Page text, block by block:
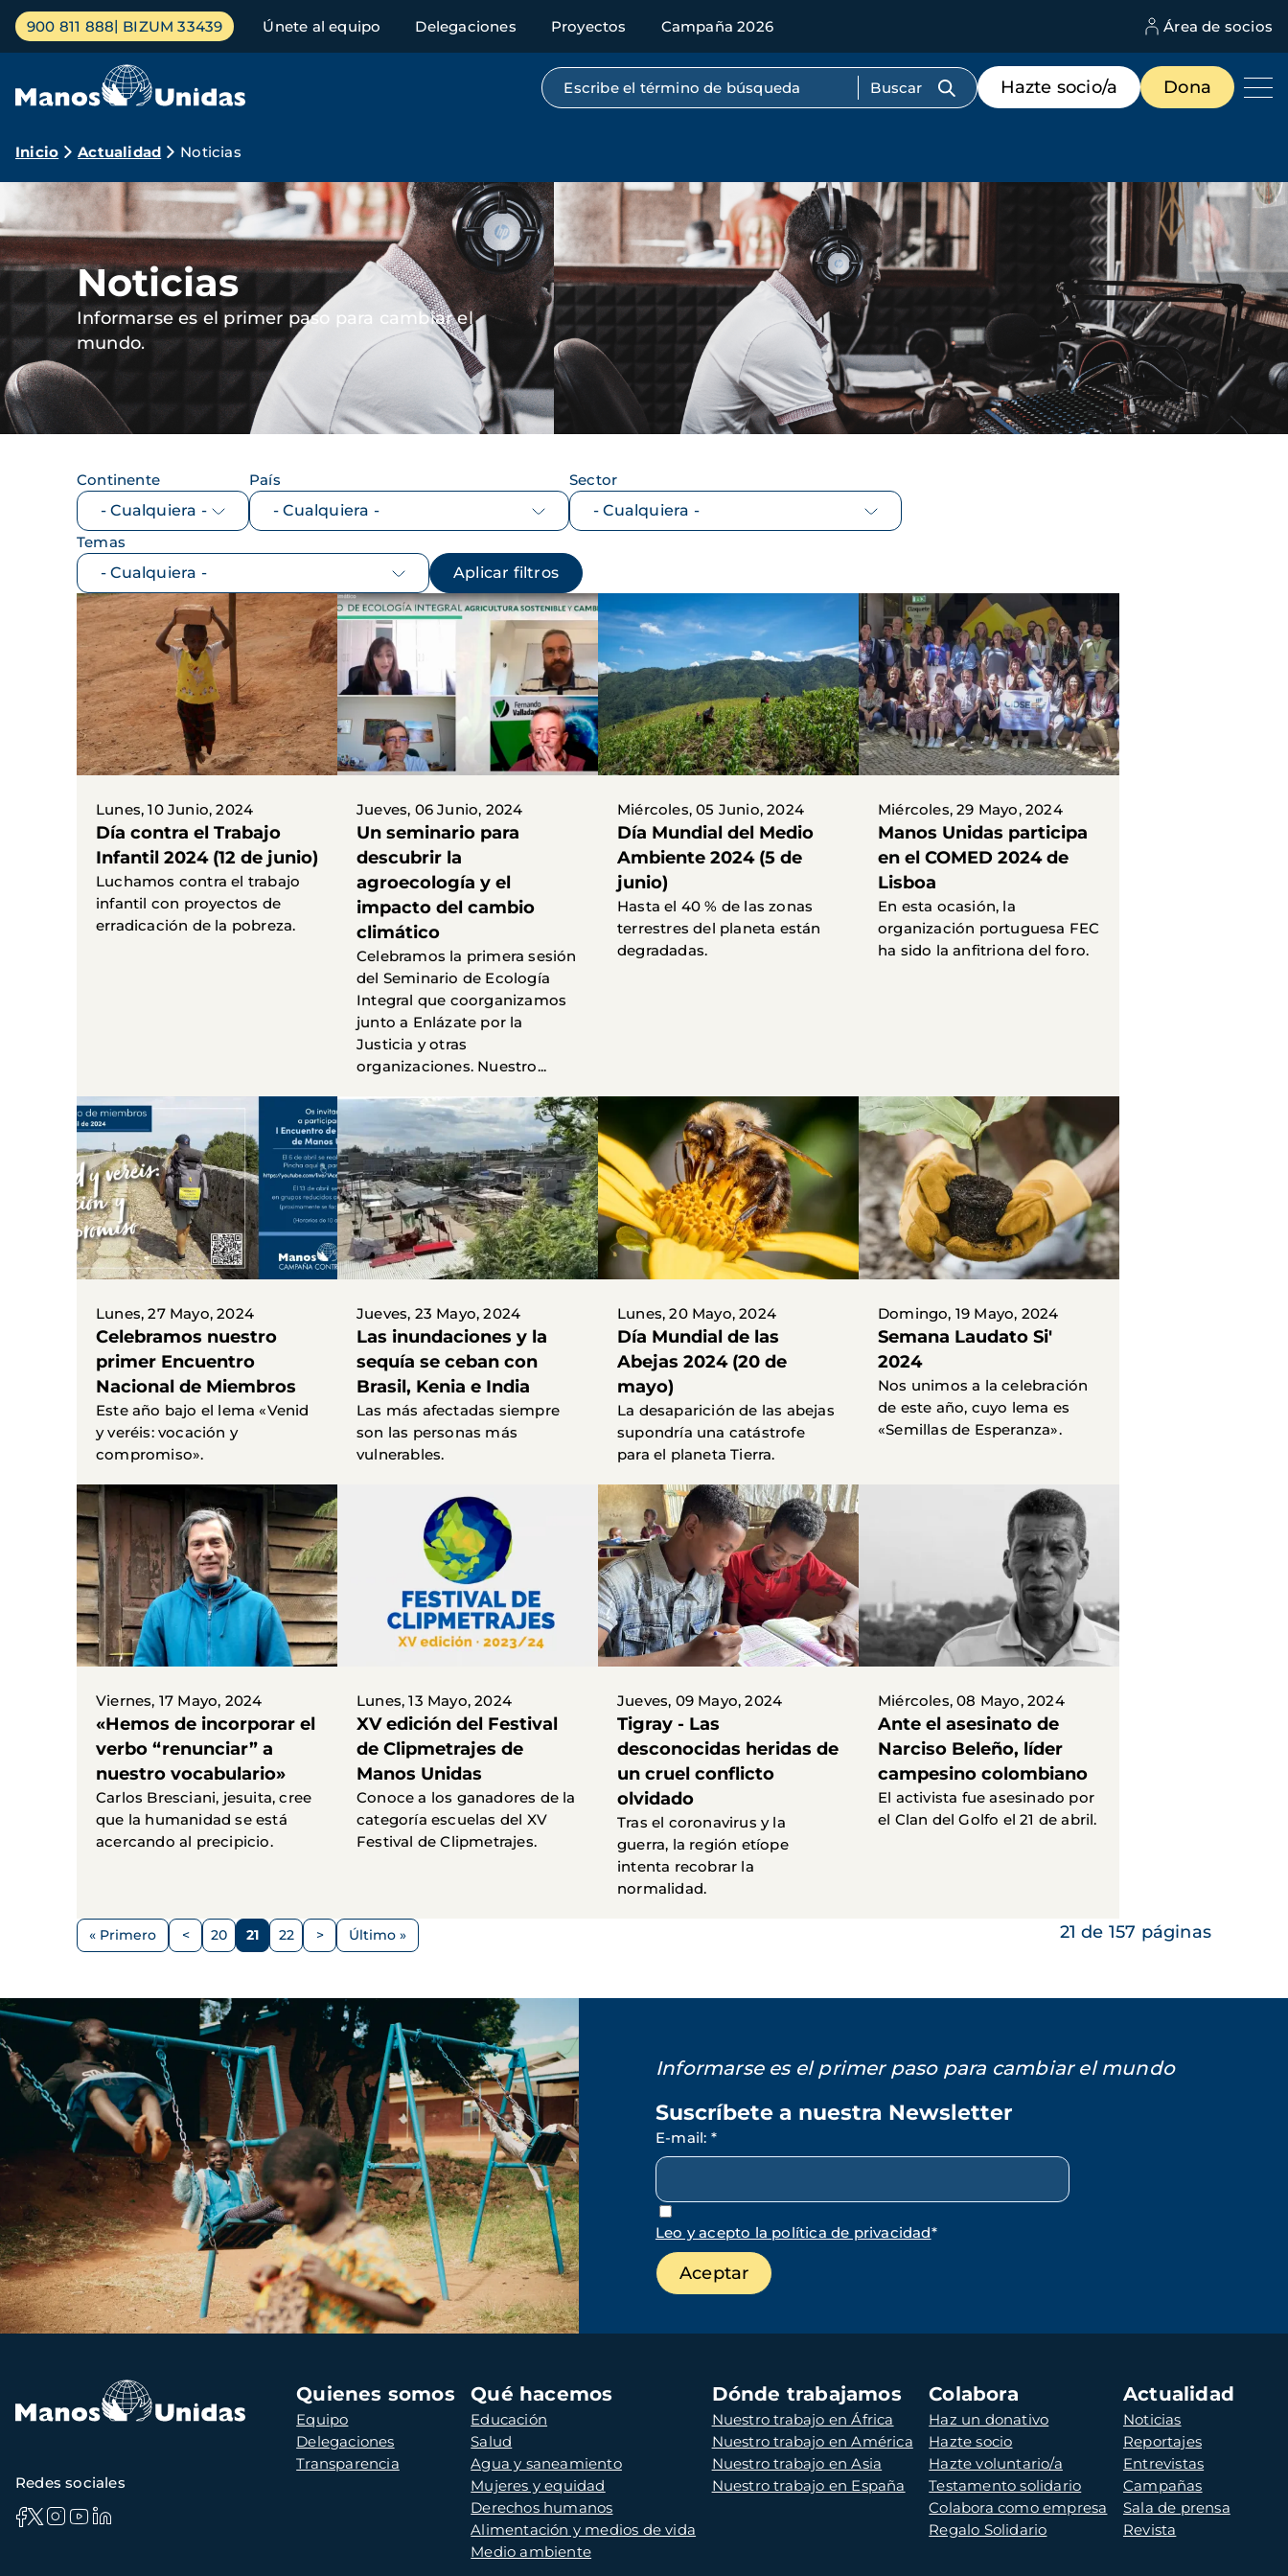
Pasar
contenido
Menú
principal
900 811 888 BIZUM 33439 Únete al equipo Delegaciones Proyectos Campaña 2026 Área de socios
Búsqueda por texto completo
Menú
de
destacados
Hazte socio/a Dona
Ruta
de
navegación
Inicio Actualidad Noticias
Imagen Imagen
Noticias
Informarse es el primer paso para cambiar el
mundo.
Continente País Sector
Temas
Lunes, 10 Junio, 2024
Día contra el Trabajo
Infantil 2024 (12 de junio)
Luchamos contra el trabajo
infantil con proyectos de
erradicación de la pobreza.
Jueves, 06 Junio, 2024
Un seminario para
descubrir la
agroecología y el
impacto del cambio
climático
Celebramos la primera sesión
del Seminario de Ecología
Integral que coorganizamos
junto a Enlázate por la
Justicia y otras
organizaciones. Nuestro...
Miércoles, 05 Junio, 2024
Día Mundial del Medio
Ambiente 2024 (5 de
junio)
Hasta el 40 % de las zonas
terrestres del planeta están
degradadas.
Miércoles, 29 Mayo, 2024
Manos Unidas participa
en el COMED 2024 de
Lisboa
En esta ocasión, la
organización portuguesa FEC
ha sido la anfitriona del foro.
Lunes, 27 Mayo, 2024
Celebramos nuestro
primer Encuentro
Nacional de Miembros
Este año bajo el lema «Venid
y veréis: vocación y
compromiso».
Jueves, 23 Mayo, 2024
Las inundaciones y la
sequía se ceban con
Brasil, Kenia e India
Las más afectadas siempre
son las personas más
vulnerables.
Lunes, 20 Mayo, 2024
Día Mundial de las
Abejas 2024 (20 de
mayo)
La desaparición de las abejas
supondría una catástrofe
para el planeta Tierra.
Domingo, 19 Mayo, 2024
Semana Laudato Si'
2024
Nos unimos a la celebración
de este año, cuyo lema es
«Semillas de Esperanza».
Viernes, 17 Mayo, 2024
«Hemos de incorporar el
verbo “renunciar” a
nuestro vocabulario»
Carlos Bresciani, jesuita, cree
que la humanidad se está
acercando al precipicio.
Lunes, 13 Mayo, 2024
XV edición del Festival
de Clipmetrajes de
Manos Unidas
Conoce a los ganadores de la
categoría escuelas del XV
Festival de Clipmetrajes.
Jueves, 09 Mayo, 2024
Tigray - Las
desconocidas heridas de
un cruel conflicto
olvidado
Tras el coronavirus y la
guerra, la región etíope
intenta recobrar la
normalidad.
Miércoles, 08 Mayo, 2024
Ante el asesinato de
Narciso Beleño, líder
campesino colombiano
El activista fue asesinado por
el Clan del Golfo el 21 de abril.
Paginación
Primera
« Primero
Página
< Página
20 Página
21 Página
22
Siguiente
>
Última
Último » 21 de 157 páginas
Informarse es el primer paso para cambiar el mundo
Suscríbete a nuestra Newsletter
E-mail: *
Leo y acepto la política de privacidad*
Navegación
principal
Quienes somos
Equipo
Delegaciones
Transparencia
Qué hacemos
Educación
Salud
Agua y saneamiento
Mujeres y equidad
Derechos humanos
Alimentación y medios de vida
Medio ambiente
Dónde trabajamos
Nuestro trabajo en África
Nuestro trabajo en América
Nuestro trabajo en Asia
Nuestro trabajo en España
Colabora
Haz un donativo
Hazte socio
Hazte voluntario/a
Testamento solidario
Colabora como empresa
Regalo Solidario
Actualidad
Noticias
Reportajes
Entrevistas
Campañas
Sala de prensa
Revista
Redes sociales